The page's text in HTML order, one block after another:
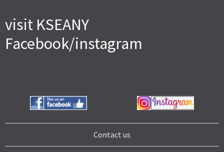
visit KSEANY
Facebook/instagram
Contact us